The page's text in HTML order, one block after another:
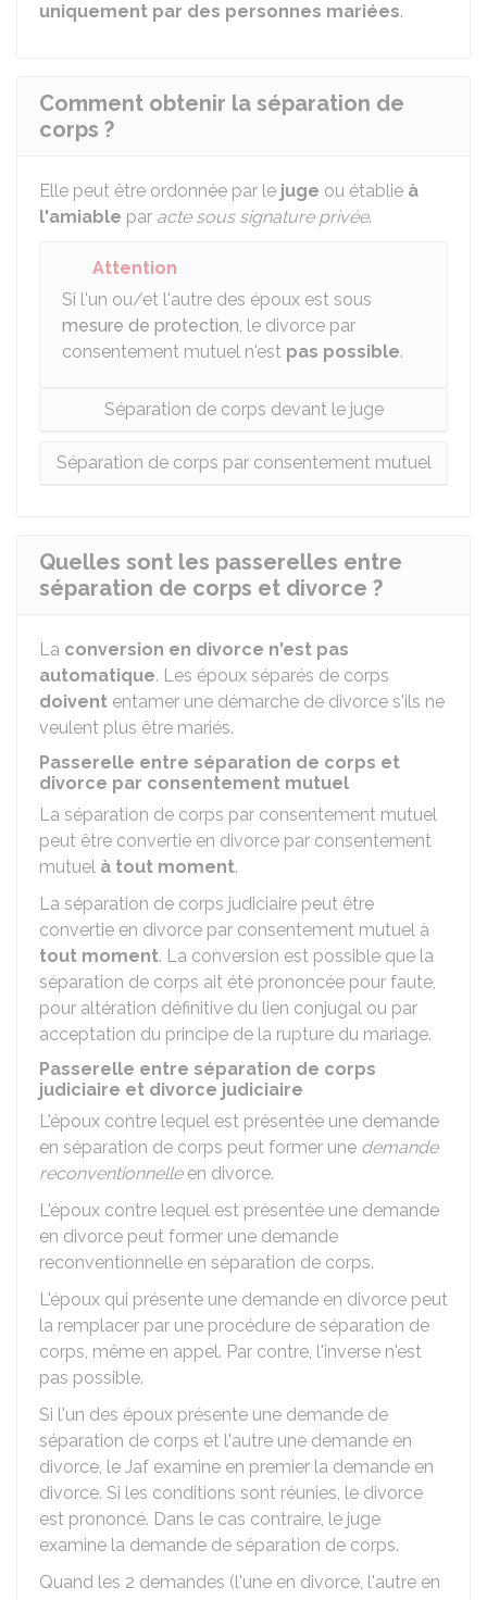
uniquement par des personnes mariées.
Comment obtenir la séparation de
corps ?
Elle peut être ordonnée par le juge ou établie à
l'amiable par acte sous signature privée.
Attention
Si l'un ou/et l'autre des époux est sous
mesure de protection, le divorce par
consentement mutuel n'est pas possible.
Séparation de corps devant le juge
Séparation de corps par consentement mutuel
Quelles sont les passerelles entre
séparation de corps et divorce ?
La conversion en divorce n'est pas
automatique. Les époux séparés de corps
doivent entamer une démarche de divorce s'ils ne
veulent plus être mariés.
Passerelle entre séparation de corps et
divorce par consentement mutuel
La séparation de corps par consentement mutuel
peut être convertie en divorce par consentement
mutuel à tout moment.
La séparation de corps judiciaire peut être
convertie en divorce par consentement mutuel à
tout moment. La conversion est possible que la
séparation de corps ait été prononcée pour faute,
pour altération définitive du lien conjugal ou par
acceptation du principe de la rupture du mariage.
Passerelle entre séparation de corps
judiciaire et divorce judiciaire
L'époux contre lequel est présentée une demande
en séparation de corps peut former une demande
reconventionnelleen divorce.
L'époux contre lequel est présentée une demande
en divorce peut former une demande
reconventionnelle en séparation de corps.
L'époux qui présente une demande en divorce peut
la remplacer par une procédure de séparation de
corps, même en appel. Par contre, l'inverse n'est
pas possible.
Si l'un des époux présente une demande de
séparation de corps et l'autre une demande en
divorce, le Jaf examine en premier la demande en
divorce. Si les conditions sont réunies, le divorce
est prononcé. Dans le cas contraire, le juge
examine la demande de séparation de corps.
Quand les 2 demandes (l'une en divorce, l'autre en